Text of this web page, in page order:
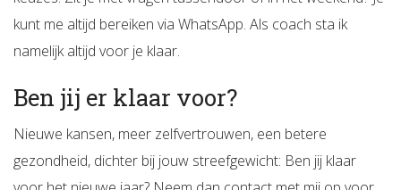
kunt me altijd bereiken via WhatsApp. Als coach sta ik
namelijk altijd voor je klaar.
Ben jij er klaar voor?
Nieuwe kansen, meer zelfvertrouwen, een betere
gezondheid, dichter bij jouw streefgewicht: Ben jij klaar